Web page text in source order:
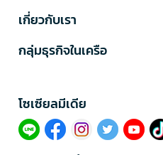
เกี่ยวกับเรา
กลุ่มธุรกิจในเครือ
โซเซียลมีเดีย​